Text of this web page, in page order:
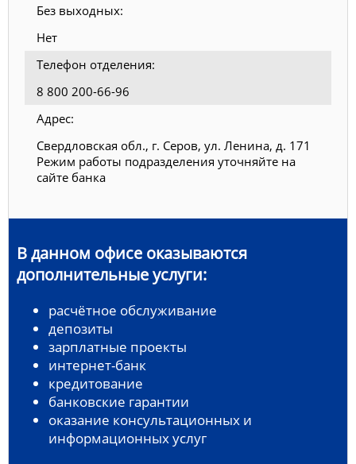
Без выходных:
Нет
Телефон отделения:
8 800 200-66-96
Адрес:
Свердловская обл., г. Серов, ул. Ленина, д. 171
Режим работы подразделения уточняйте на
сайте банка
В данном офисе оказываются
дополнительные услуги:
расчётное обслуживание
депозиты
зарплатные проекты
интернет-банк
кредитование
банковские гарантии
оказание консультационных и
информационных услуг